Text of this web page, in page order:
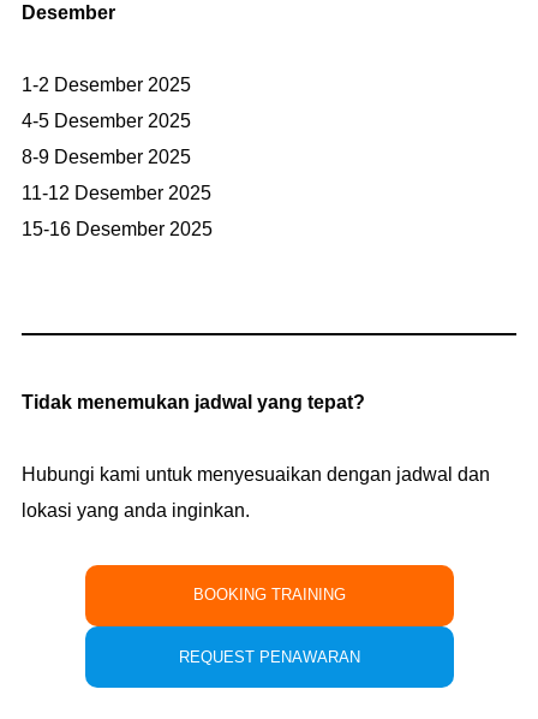
Desember
1-2 Desember 2025
4-5 Desember 2025
8-9 Desember 2025
11-12 Desember 2025
15-16 Desember 2025
Tidak menemukan jadwal yang tepat?
Hubungi kami untuk menyesuaikan dengan jadwal dan
lokasi yang anda inginkan.
BOOKING TRAINING
REQUEST PENAWARAN